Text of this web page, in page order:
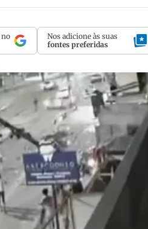
no
Nos adicione às suas
fontes preferidas